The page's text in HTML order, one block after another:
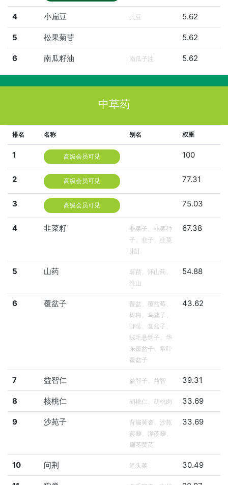
4 小扁豆 兵豆 5.62
5 松果菊苷 5.62
6 南瓜籽油 南瓜子油 5.62
中草药
排名 名称 别名 权重
1 高级会员可见 100
2 高级会员可见 77.31
3 高级会员可见 75.03
4 韭菜籽
韭菜子、韭菜种
子、韭子、韭菜
[植]
67.38
5 山药
薯蓣、怀山药、
淮山
54.88
6 覆盆子
覆盆、覆盆莓、
树梅、乌藨子、
野莓、复盆子、
绒毛悬钩子、华
东覆盆子、掌叶
覆盆子
43.62
7 益智仁 益智子、益智 39.31
8 核桃仁 胡桃仁、胡桃肉 33.69
9 沙苑子
背扁黄耆、沙苑
蒺藜、潼蒺藜、
扁茎黄芪
33.69
10 问荆 笔头菜 30.49